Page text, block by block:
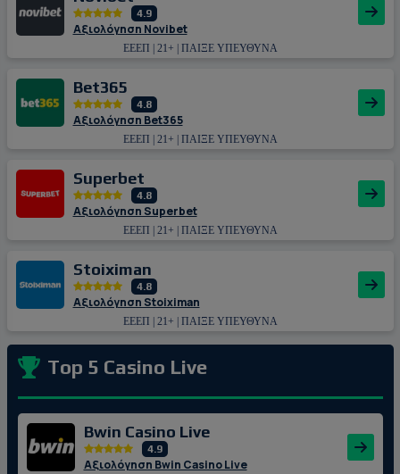
4.9
Αξιολόγηση Novibet
ΕΕΕΠ | 21+ | ΠΑΙΞΕ ΥΠΕΥΘΥΝΑ
Bet365
4.8
Αξιολόγηση Bet365
ΕΕΕΠ | 21+ | ΠΑΙΞΕ ΥΠΕΥΘΥΝΑ
Superbet
4.8
Αξιολόγηση Superbet
ΕΕΕΠ | 21+ | ΠΑΙΞΕ ΥΠΕΥΘΥΝΑ
Stoiximan
4.8
Αξιολόγηση Stoiximan
ΕΕΕΠ | 21+ | ΠΑΙΞΕ ΥΠΕΥΘΥΝΑ
Top 5 Casino Live
Bwin Casino Live
4.9
Αξιολόγηση Bwin Casino Live